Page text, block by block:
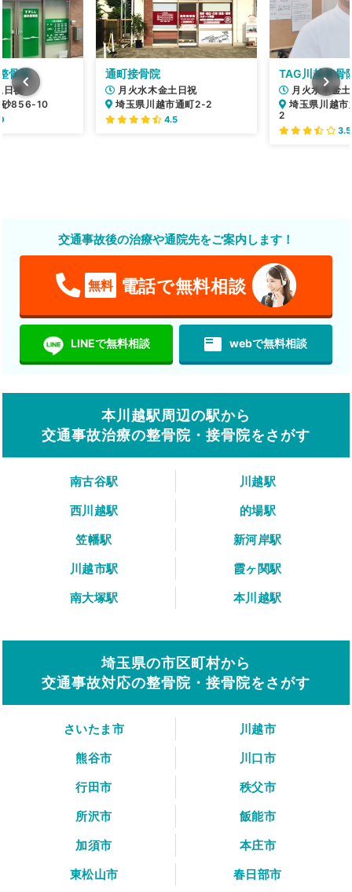
通町接骨院
月火水木金土日祝
埼玉県川越市通町2-2
4.5
TAG川越整骨
月火水木金
埼玉県川越
2
3.5
骨院
祝
砂856-10
交通事故後の治療や通院先をご案内します！
無料 電話で無料相談
LINEで無料相談 featured_play_list webで無料相談
本川越駅周辺の駅から
交通事故治療の整骨院・接骨院をさがす
南古谷駅
川越駅
西川越駅
的場駅
笠幡駅
新河岸駅
川越市駅
霞ヶ関駅
南大塚駅
本川越駅
埼玉県の市区町村から
交通事故対応の整骨院・接骨院をさがす
さいたま市
川越市
熊谷市
川口市
行田市
秩父市
所沢市
飯能市
加須市
本庄市
東松山市
春日部市